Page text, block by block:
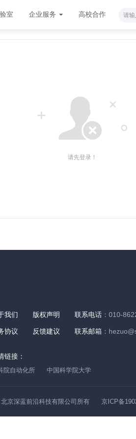
室 企业服务 高校合作
请先登录！
我们 版权声明 联系电话 ：010-
协议 反馈建议 联系邮箱 ：
链接：
院自动化所 中国科学院大学
京深蓝前沿科技有限公司所有 京ICP备